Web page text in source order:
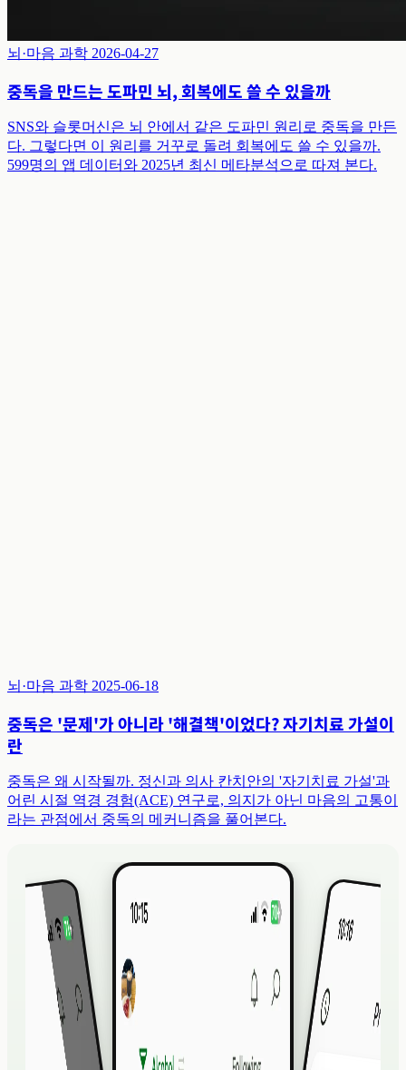
뇌·마음 과학 2026-04-27
중독을 만드는 도파민 뇌, 회복에도 쓸 수 있을까
SNS와 슬롯머신은 뇌 안에서 같은 도파민 원리로 중독을 만든
다. 그렇다면 이 원리를 거꾸로 돌려 회복에도 쓸 수 있을까.
599명의 앱 데이터와 2025년 최신 메타분석으로 따져 본다.
뇌·마음 과학 2025-06-18
중독은 '문제'가 아니라 '해결책'이었다? 자기치료 가설이
란
중독은 왜 시작될까. 정신과 의사 칸치안의 '자기치료 가설'과
어린 시절 역경 경험(ACE) 연구로, 의지가 아닌 마음의 고통이
라는 관점에서 중독의 메커니즘을 풀어본다.